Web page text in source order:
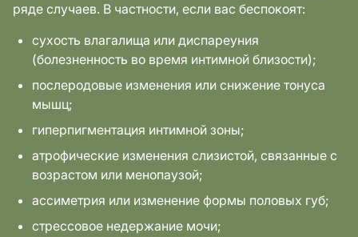
ряде случаев. В частности, если вас беспокоят:
сухость влагалища или диспареуния
(болезненность во время интимной близости);
послеродовые изменения или снижение тонуса
мышц;
гиперпигментация интимной зоны;
атрофические изменения слизистой, связанные с
возрастом или менопаузой;
ассиметрия или изменение формы половых губ;
стрессовое недержание мочи;